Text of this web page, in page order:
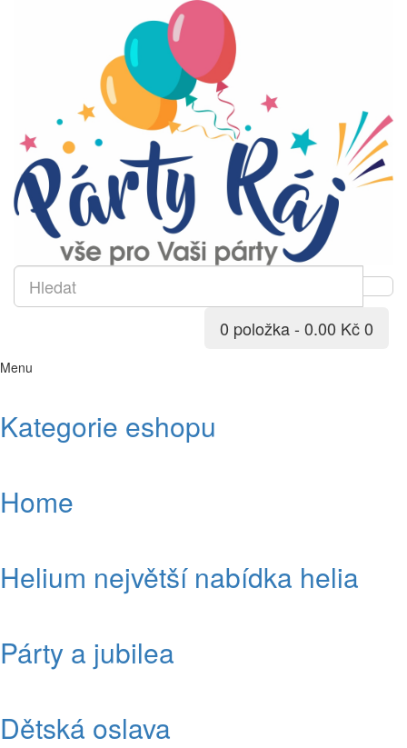
0 položka - 0.00 Kč0
Menu
Kategorie eshopu
Home
Helium největší nabídka helia
Párty a jubilea
Dětská oslava